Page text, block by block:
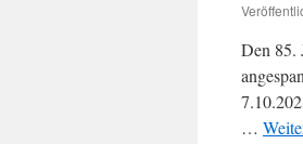
Den 85.
…